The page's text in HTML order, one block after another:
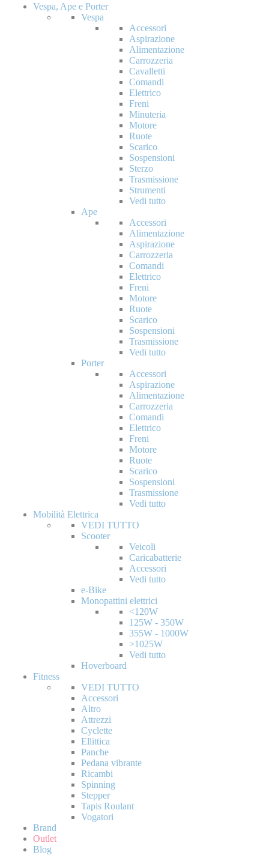
Vespa, Ape e Porter
Vespa
Accessori
Aspirazione
Alimentazione
Carrozzeria
Cavalletti
Comandi
Elettrico
Freni
Minuteria
Motore
Ruote
Scarico
Sospensioni
Sterzo
Trasmissione
Strumenti
Vedi tutto
Ape
Accessori
Alimentazione
Aspirazione
Carrozzeria
Comandi
Elettrico
Freni
Motore
Ruote
Scarico
Sospensioni
Trasmissione
Vedi tutto
Porter
Accessori
Aspirazione
Alimentazione
Carrozzeria
Comandi
Elettrico
Freni
Motore
Ruote
Scarico
Sospensioni
Trasmissione
Vedi tutto
Mobilità Elettrica
VEDI TUTTO
Scooter
Veicoli
Caricabatterie
Accessori
Vedi tutto
e-Bike
Monopattini elettrici
<120W
125W - 350W
355W - 1000W
>1025W
Vedi tutto
Hoverboard
Fitness
VEDI TUTTO
Accessori
Altro
Attrezzi
Cyclette
Ellittica
Panche
Pedana vibrante
Ricambi
Spinning
Stepper
Tapis Roulant
Vogatori
Brand
Outlet
Blog